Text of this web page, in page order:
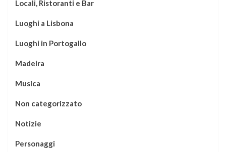
Locali, Ristoranti e Bar
Luoghi a Lisbona
Luoghi in Portogallo
Madeira
Musica
Non categorizzato
Notizie
Personaggi